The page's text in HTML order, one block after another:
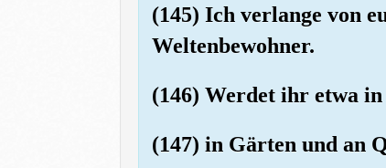
(145) Ich verlange von
Weltenbewohner.
(146) Werdet ihr etwa
(147) in Gärten und an